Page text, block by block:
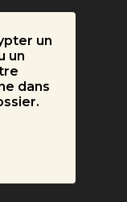
un
un
dans